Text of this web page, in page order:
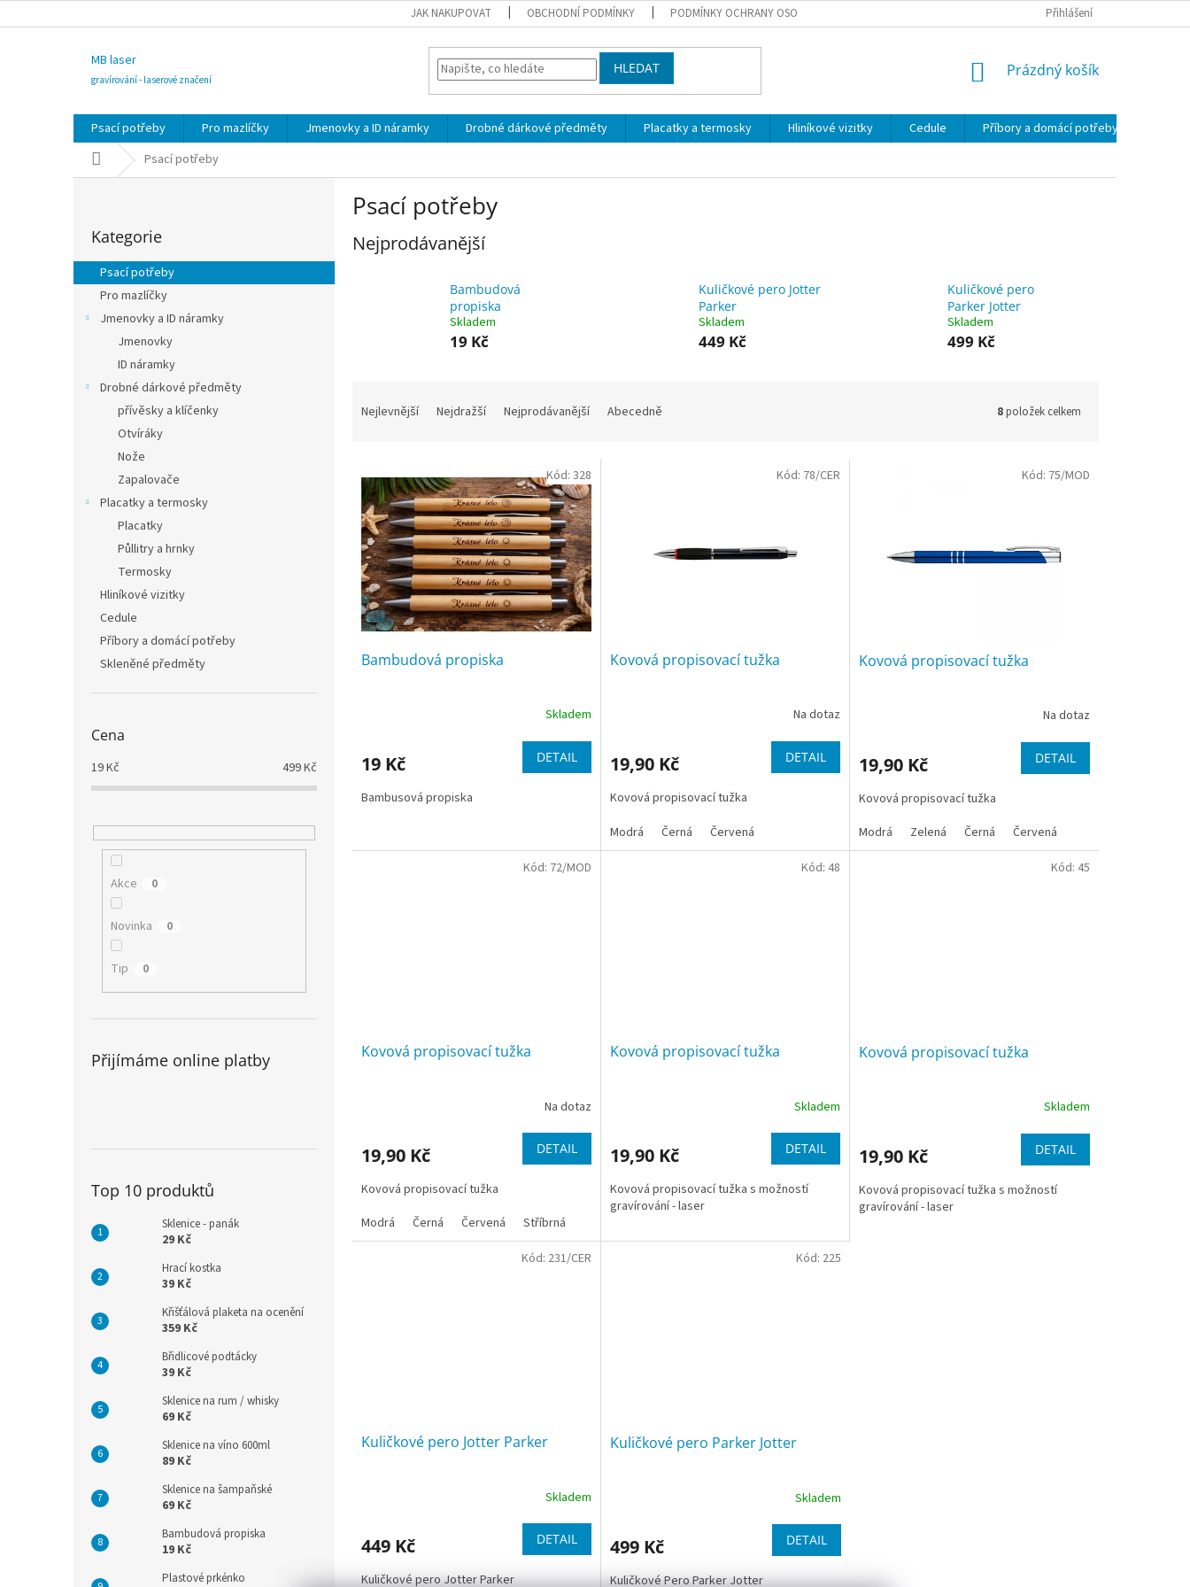
na
JAK NAKUPOVAT OBCHODNÍ PODMÍNKY PODMÍNKY OCHRANY OSOBNÍCH ÚDAJŮ Přihlášení
MB laser
gravírování - laserové značení
HLEDAT
NÁKUPNÍ
Prázdný košík
Psací potřeby Pro mazlíčky Jmenovky a ID náramky Drobné dárkové předměty Placatky a termosky Hliníkové vizitky Cedule Příbory a domácí potřeby
Domů Psací potřeby
r
a
kategorie
Kategorie
Psací potřeby
Pro mazlíčky
Jmenovky a ID náramky
Jmenovky
ID náramky
Drobné dárkové předměty
přívěsky a klíčenky
Otvíráky
Nože
Zapalovače
Placatky a termosky
Placatky
Půllitry a hrnky
Termosky
Hliníkové vizitky
Cedule
Příbory a domácí potřeby
Skleněné předměty
Cena
19Kč 499Kč
Akce 0
Novinka 0
Tip 0
Přijímáme online platby
Top 10 produktů
Sklenice - panák
29 Kč
Hrací kostka
39 Kč
Křišťálová plaketa na ocenění
359 Kč
Břidlicové podtácky
39 Kč
Sklenice na rum / whisky
69 Kč
Sklenice na víno 600ml
89 Kč
Sklenice na šampaňské
69 Kč
Bambudová propiska
19 Kč
Plastové prkénko
Psací potřeby
Nejprodávanější
Bambudová
propiska
Skladem
19 Kč
Kuličkové pero Jotter
Parker
Skladem
449 Kč
Kuličkové pero
Parker Jotter
Skladem
499 Kč
p
o
d
u
Nejlevnější Nejdražší Nejprodávanější Abecedně 8položek celkem
p
p
o
d
Bambudová propiska
Skladem
19 Kč DETAIL
Bambusová propiska
Kód: 328
Kovová propisovací tužka
Na dotaz
19,90 Kč DETAIL
Kovová propisovací tužka
Modrá
Černá Červená
Kód: 78/CER
Kovová propisovací tužka
Na dotaz
19,90 Kč DETAIL
Kovová propisovací tužka
Modrá
Zelená Černá Červená
Kód: 75/MOD
Kovová propisovací tužka
Na dotaz
19,90 Kč DETAIL
Kovová propisovací tužka
Modrá
Černá Červená Stříbrná
Kód: 72/MOD
Kovová propisovací tužka
Skladem
19,90 Kč DETAIL
Kovová propisovací tužka s možností
gravírování - laser
Kód: 48
Kovová propisovací tužka
Skladem
19,90 Kč DETAIL
Kovová propisovací tužka s možností
gravírování - laser
Kód: 45
Kuličkové pero Jotter Parker
Skladem
449 Kč DETAIL
Kuličkové pero Jotter Parker
Kód: 231/CER
Kuličkové pero Parker Jotter
Skladem
499 Kč DETAIL
Kuličkové Pero Parker Jotter
Kód: 225